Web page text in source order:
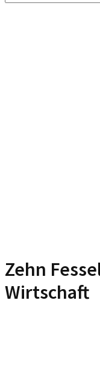
nach:
Zehn
Wirtschaft